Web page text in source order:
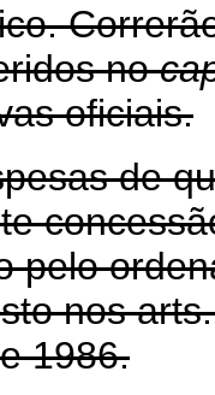
no
oficiais.
de
pelo
nos
1986.